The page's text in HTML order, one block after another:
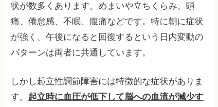
状が数多くあります。めまいや立ちくらみ、頭
痛、倦怠感、不眠、腹痛などです。特に朝に症状
が強く、午後になると回復するという日内変動の
パターンは両者に共通しています。
しかし起立性調節障害には特徴的な症状がありま
す。 起立時に血圧が低下して脳への血流が減少す